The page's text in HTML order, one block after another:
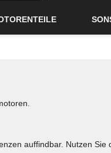
auffindbar. Nutzen